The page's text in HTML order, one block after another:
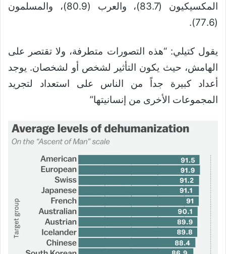
المكسيكيون (83.7)، والعرب (80.9)، والمسلمون
(77.6).
يقول كتيلي: “هذه التصورات متطرفة، ولا تقتصر على
الهامش، حيث يكون التأثير لشخص أو لشخصان. يوجد
أعداد كبيرة جداً من الناس على استعداد لتجريد
المجموعات الأخرى من إنسانيتها”